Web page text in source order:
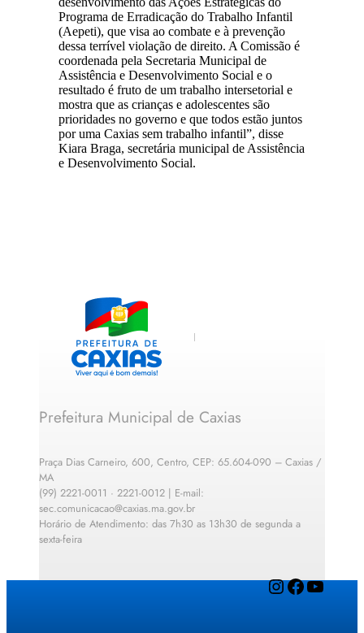
Programa de Erradicação do Trabalho Infantil
(Aepeti), que visa ao combate e à prevenção
dessa terrível violação de direito. A Comissão é
coordenada pela Secretaria Municipal de
Assistência e Desenvolvimento Social e o
resultado é fruto de um trabalho intersetorial e
mostra que as crianças e adolescentes são
prioridades no governo e que todos estão juntos
por uma Caxias sem trabalho infantil”, disse
Kiara Braga, secretária municipal de Assistência
e Desenvolvimento Social.
Prefeitura Municipal de Caxias
Praça Dias Carneiro, 600, Centro, CEP: 65.604-090 – Caxias /
MA
(99) 2221-0011 · 2221-0012 | E-mail:
sec.comunicacao@caxias.ma.gov.br
Horário de Atendimento: das 7h30 as 13h30 de segunda a
sexta-feira
InstagramFacebook YouTube